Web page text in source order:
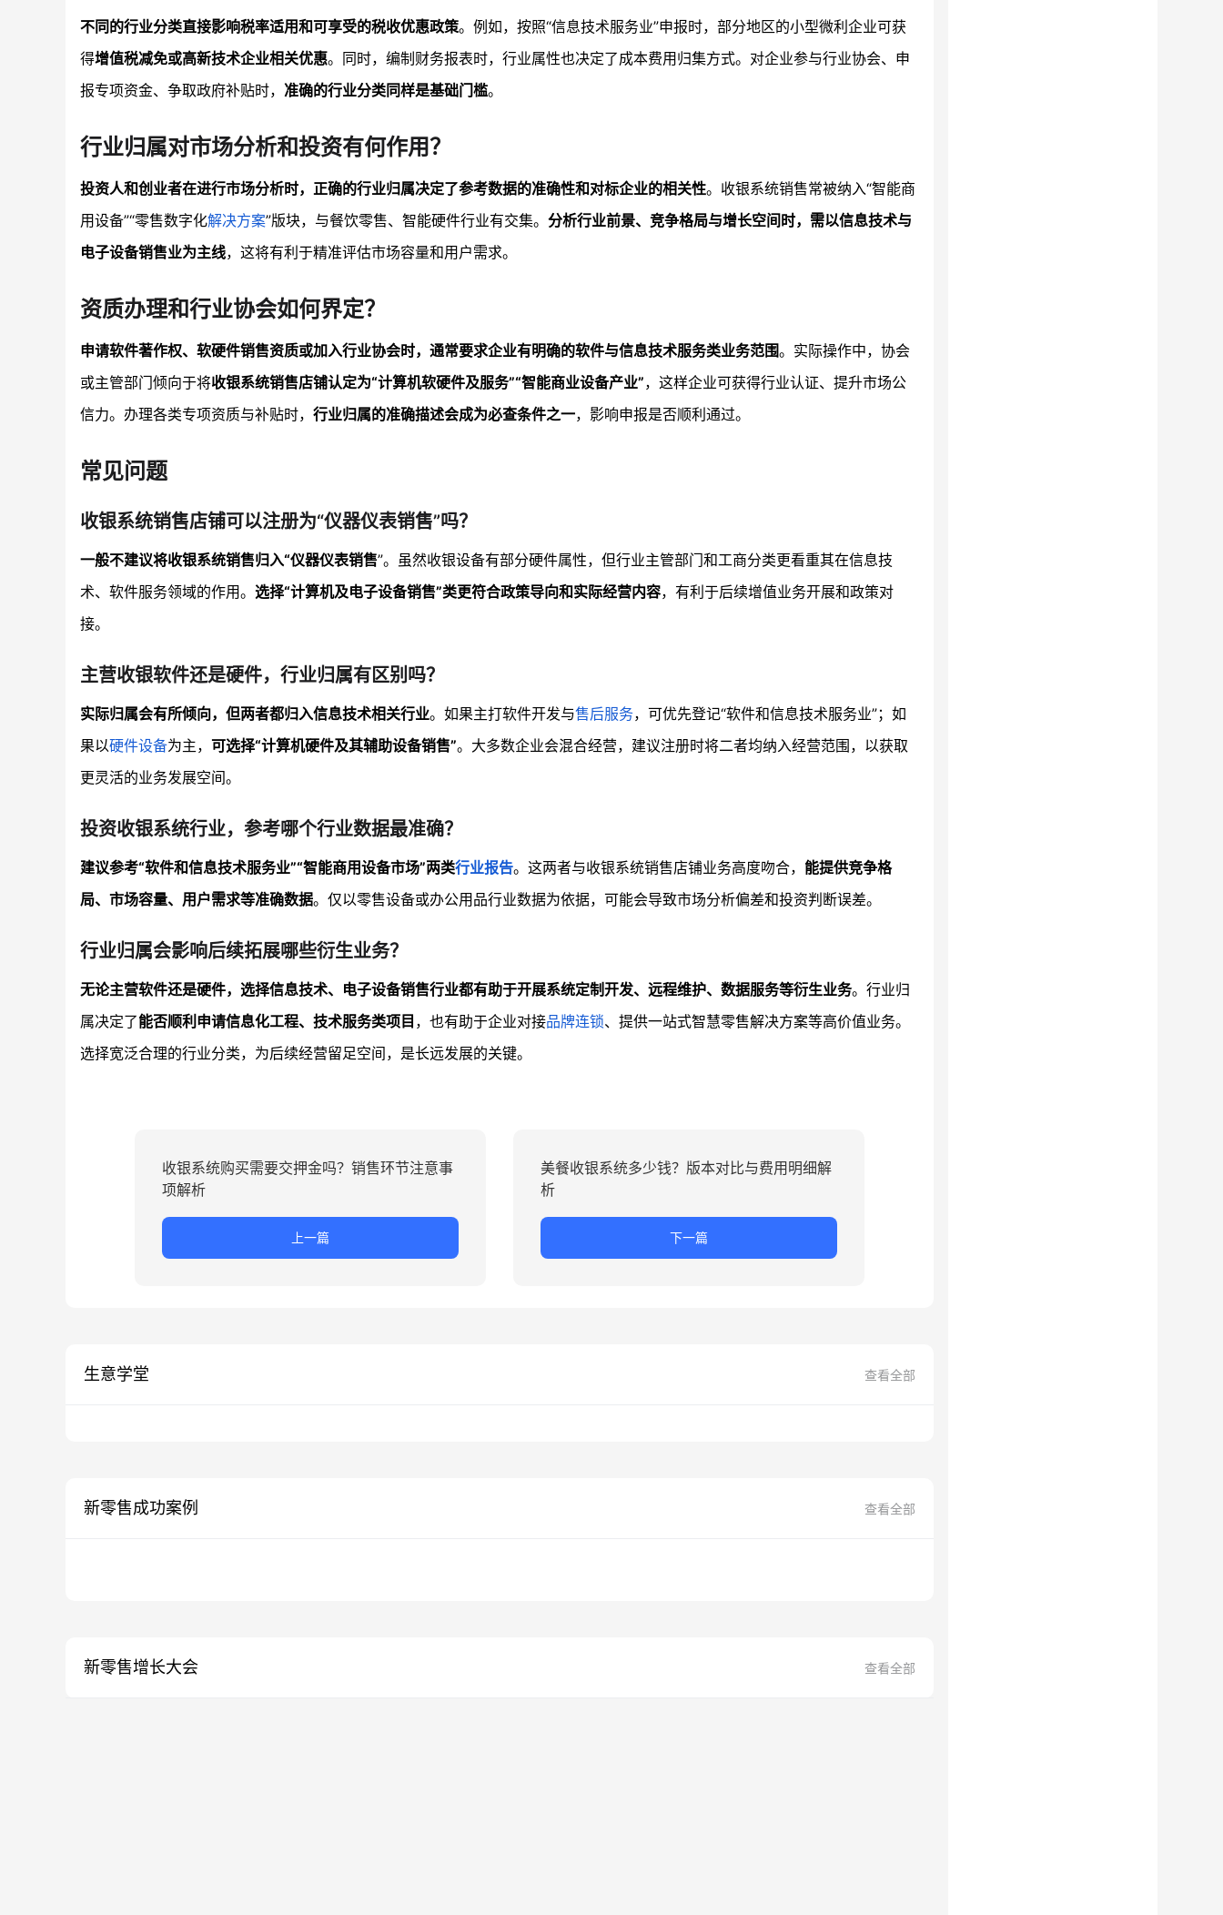
不同的行业分类直接影响税率适用和可享受的税收优惠政策。例如，按照“信息技术服务业”申报时，部分地区的小型微利企业可获
得增值税减免或高新技术企业相关优惠。同时，编制财务报表时，行业属性也决定了成本费用归集方式。对企业参与行业协会、申
报专项资金、争取政府补贴时， 准确的行业分类同样是基础门槛。
行业归属对市场分析和投资有何作用？
投资人和创业者在进行市场分析时，正确的行业归属决定了参考数据的准确性和对标企业的相关性。收银系统销售常被纳入“智能商
用设备”“零售数字化解决方案”版块，与餐饮零售、智能硬件行业有交集。 分析行业前景、竞争格局与增长空间时，需以信息技术与
电子设备销售业为主线，这将有利于精准评估市场容量和用户需求。
资质办理和行业协会如何界定？
申请软件著作权、软硬件销售资质或加入行业协会时，通常要求企业有明确的软件与信息技术服务类业务范围。实际操作中，协会
或主管部门倾向于将收银系统销售店铺认定为“计算机软硬件及服务”“智能商业设备产业”，这样企业可获得行业认证、提升市场公
信力。办理各类专项资质与补贴时， 行业归属的准确描述会成为必查条件之一，影响申报是否顺利通过。
常见问题
收银系统销售店铺可以注册为“仪器仪表销售”吗？
一般不建议将收银系统销售归入“仪器仪表销售”。虽然收银设备有部分硬件属性，但行业主管部门和工商分类更看重其在信息技
术、软件服务领域的作用。 选择“计算机及电子设备销售”类更符合政策导向和实际经营内容，有利于后续增值业务开展和政策对
接。
主营收银软件还是硬件，行业归属有区别吗？
实际归属会有所倾向，但两者都归入信息技术相关行业。如果主打软件开发与售后服务，可优先登记“软件和信息技术服务业”；如
果以硬件设备为主， 可选择“计算机硬件及其辅助设备销售”。大多数企业会混合经营，建议注册时将二者均纳入经营范围，以获取
更灵活的业务发展空间。
投资收银系统行业，参考哪个行业数据最准确？
建议参考“软件和信息技术服务业”“智能商用设备市场”两类行业报告。这两者与收银系统销售店铺业务高度吻合， 能提供竞争格
局、市场容量、用户需求等准确数据。仅以零售设备或办公用品行业数据为依据，可能会导致市场分析偏差和投资判断误差。
行业归属会影响后续拓展哪些衍生业务？
无论主营软件还是硬件，选择信息技术、电子设备销售行业都有助于开展系统定制开发、远程维护、数据服务等衍生业务。行业归
属决定了能否顺利申请信息化工程、技术服务类项目 ，也有助于企业对接品牌连锁、提供一站式智慧零售解决方案等高价值业务。
选择宽泛合理的行业分类，为后续经营留足空间，是长远发展的关键。
收银系统购买需要交押金吗？销售环节注意事
项解析
上一篇
美餐收银系统多少钱？版本对比与费用明细解
析
下一篇
生意学堂 查看全部
新零售成功案例 查看全部
新零售增长大会 查看全部